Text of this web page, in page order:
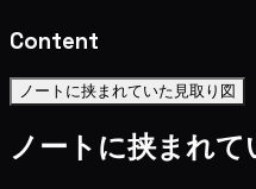
Content
ノートに挟まれていた見取り図
ノートに挟まれて